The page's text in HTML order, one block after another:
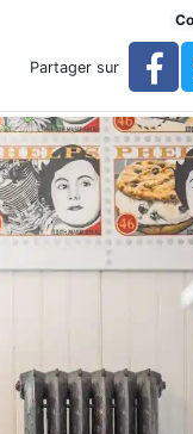
Partager sur